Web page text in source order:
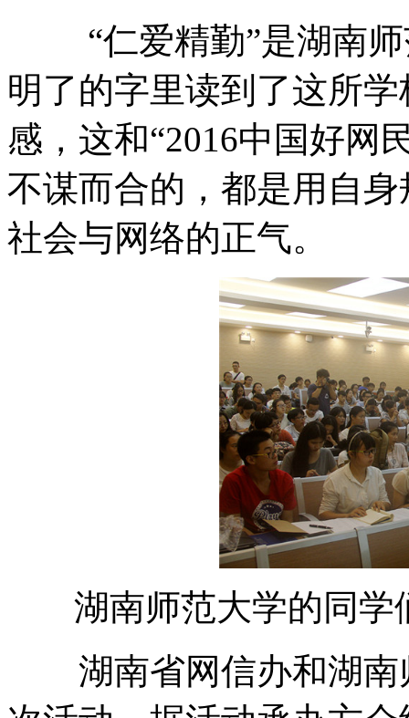
“仁爱精勤”是湖南师
明了的字里读到了这所
感，这和“2016中国好网
不谋而合的，都是用自
社会与网络的正气。
湖南师范大学的同
湖南省网信办和湖南